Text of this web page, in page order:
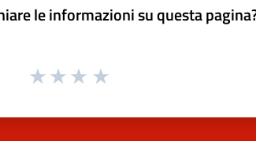
le informazioni su questa